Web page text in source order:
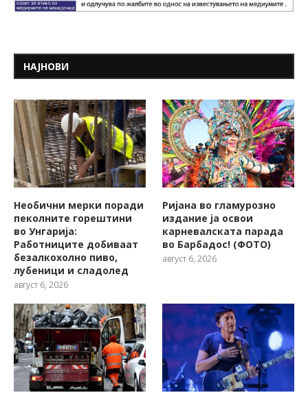
НАЈНОВИ
Необични мерки поради
пеколните горештини
во Унгарија:
Работниците добиваат
безалкохолно пиво,
лубеници и сладолед
август 6, 2026
Ријана во гламурозно
издание ја освои
карневалската парада
во Барбадос! (ФОТО)
август 6, 2026